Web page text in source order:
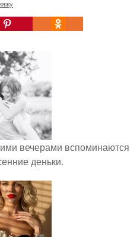
вечерами вспоминаются
деньки.